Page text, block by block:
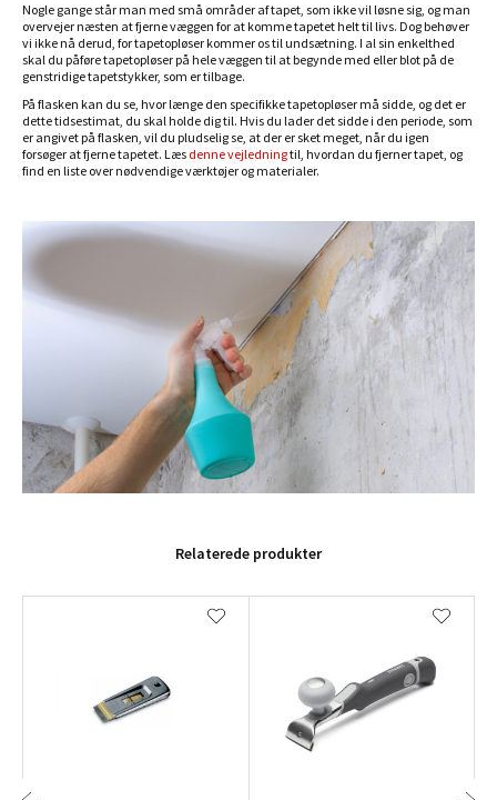
Nogle gange står man med små områder af tapet, som ikke vil løsne sig, og man
overvejer næsten at fjerne væggen for at komme tapetet helt til livs. Dog behøver
vi ikke nå derud, for tapetopløser kommer os til undsætning. I al sin enkelthed
skal du påføre tapetopløser på hele væggen til at begynde med eller blot på de
genstridige tapetstykker, som er tilbage.
På flasken kan du se, hvor længe den specifikke tapetopløser må sidde, og det er
dette tidsestimat, du skal holde dig til. Hvis du lader det sidde i den periode, som
er angivet på flasken, vil du pludselig se, at der er sket meget, når du igen
forsøger at fjerne tapetet. Læs denne vejledningtil, hvordan du fjerner tapet, og
find en liste over nødvendige værktøjer og materialer.
Relaterede produkter